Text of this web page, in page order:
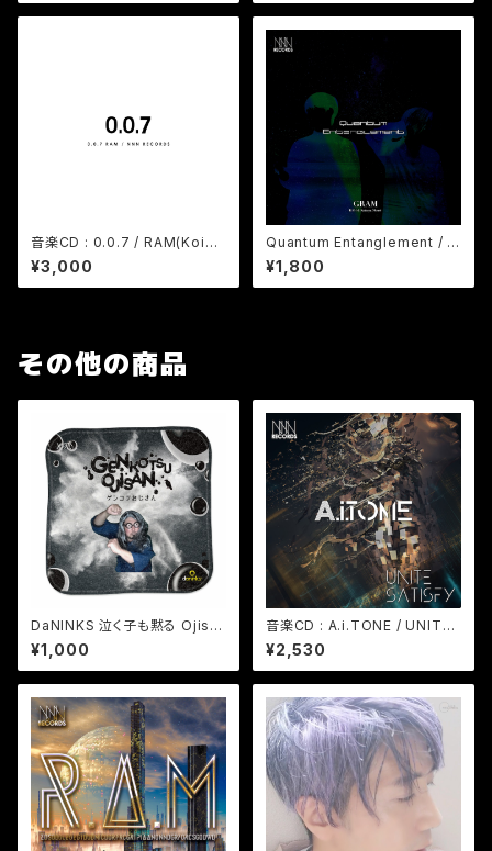
音楽CD : 0.0.7 / RAM(Koichi
Yamazaki) / Album - 在庫限
り
¥3,000
Quantum Entanglement / G
RAM (Album デジタルコンテン
ツ)
¥1,800
その他の商品
DaNINKS 泣く子も黙る Ojisa
n ハンドタオル - 在庫限り
¥1,000
音楽CD : A.i.TONE / UNITE
SATISFY - 在庫限り
¥2,530